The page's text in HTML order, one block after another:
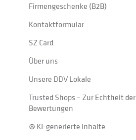
Firmengeschenke (B2B)
Kontaktformular
SZ Card
Über uns
Unsere DDV Lokale
Trusted Shops – Zur Echtheit der
Bewertungen
⊛ KI-generierte Inhalte